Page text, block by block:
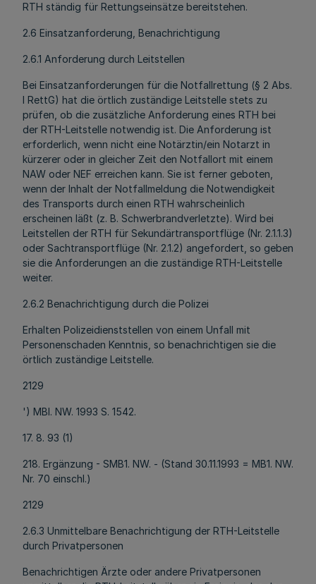
RTH ständig für Rettungseinsätze bereitstehen.
2.6 Einsatzanforderung, Benachrichtigung
2.6.1 Anforderung durch Leitstellen
Bei Einsatzanforderungen für die Notfallrettung (§ 2 Abs.
l RettG) hat die örtlich zuständige Leitstelle stets zu
prüfen, ob die zusätzliche Anforderung eines RTH bei
der RTH-Leitstelle notwendig ist. Die Anforderung ist
erforderlich, wenn nicht eine Notärztin/ein Notarzt in
kürzerer oder in gleicher Zeit den Notfallort mit einem
NAW oder NEF erreichen kann. Sie ist ferner geboten,
wenn der Inhalt der Notfallmeldung die Notwendigkeit
des Transports durch einen RTH wahrscheinlich
erscheinen läßt (z. B. Schwerbrandverletzte). Wird bei
Leitstellen der RTH für Sekundärtransportflüge (Nr. 2.1.1.3)
oder Sachtransportflüge (Nr. 2.1.2) angefordert, so geben
sie die Anforderungen an die zuständige RTH-Leitstelle
weiter.
2.6.2 Benachrichtigung durch die Polizei
Erhalten Polizeidienststellen von einem Unfall mit
Personenschaden Kenntnis, so benachrichtigen sie die
örtlich zuständige Leitstelle.
2129
') MBl. NW. 1993 S. 1542.
17. 8. 93 (1)
218. Ergänzung - SMB1. NW. - (Stand 30.11.1993 = MB1. NW.
Nr. 70 einschl.)
2129
2.6.3 Unmittelbare Benachrichtigung der RTH-Leitstelle
durch Privatpersonen
Benachrichtigen Ärzte oder andere Privatpersonen